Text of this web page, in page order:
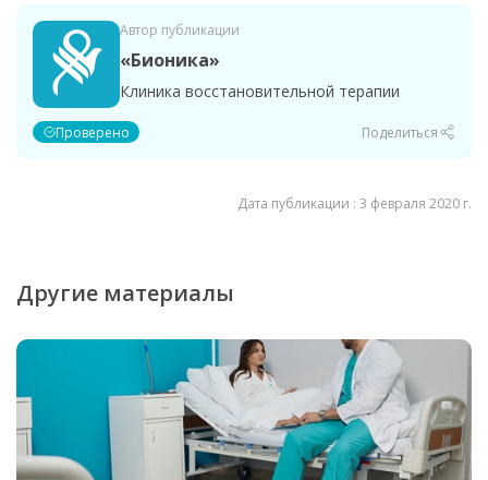
Автор публикации
«Бионика»
Клиника восстановительной терапии
Проверено Поделиться
Дата публикации : 3 февраля 2020 г.
Другие материалы